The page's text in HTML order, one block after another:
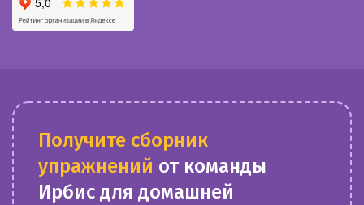
Получите сборник
упражнений от команды
Ирбис для домашней